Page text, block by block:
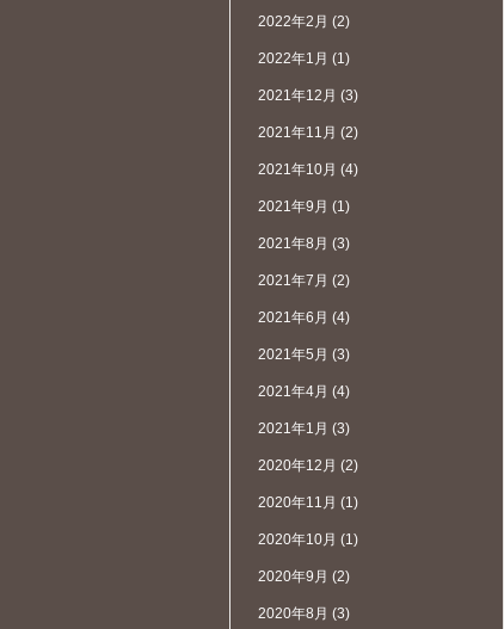
2022年2月 (2)
2022年1月 (1)
2021年12月 (3)
2021年11月 (2)
2021年10月 (4)
2021年9月 (1)
2021年8月 (3)
2021年7月 (2)
2021年6月 (4)
2021年5月 (3)
2021年4月 (4)
2021年1月 (3)
2020年12月 (2)
2020年11月 (1)
2020年10月 (1)
2020年9月 (2)
2020年8月 (3)